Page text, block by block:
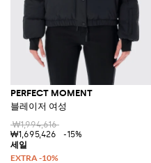
PERFECT MOMENT
블레이저 여성
₩1,994,616
₩1,695,426
-15%